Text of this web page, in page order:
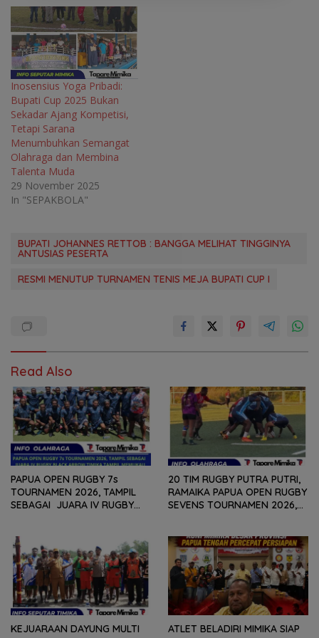
Inosensius Yoga Pribadi:
Bupati Cup 2025 Bukan
Sekadar Ajang Kompetisi,
Tetapi Sarana
Menumbuhkan Semangat
Olahraga dan Membina
Talenta Muda
29 November 2025
In "SEPAKBOLA"
BUPATI JOHANNES RETTOB : BANGGA MELIHAT TINGGINYA
ANTUSIAS PESERTA
RESMI MENUTUP TURNAMEN TENIS MEJA BUPATI CUP I
Read Also
PAPUA OPEN RUGBY 7s
TOURNAMEN 2026, TAMPIL
SEBAGAI JUARA IV RUGBY
20 TIM RUGBY PUTRA PUTRI,
RAMAIKA PAPUA OPEN RUGBY
SEVENS TOURNAMEN 2026,
KEJUARAAN DAYUNG MULTI
ATLET BELADIRI MIMIKA SIAP